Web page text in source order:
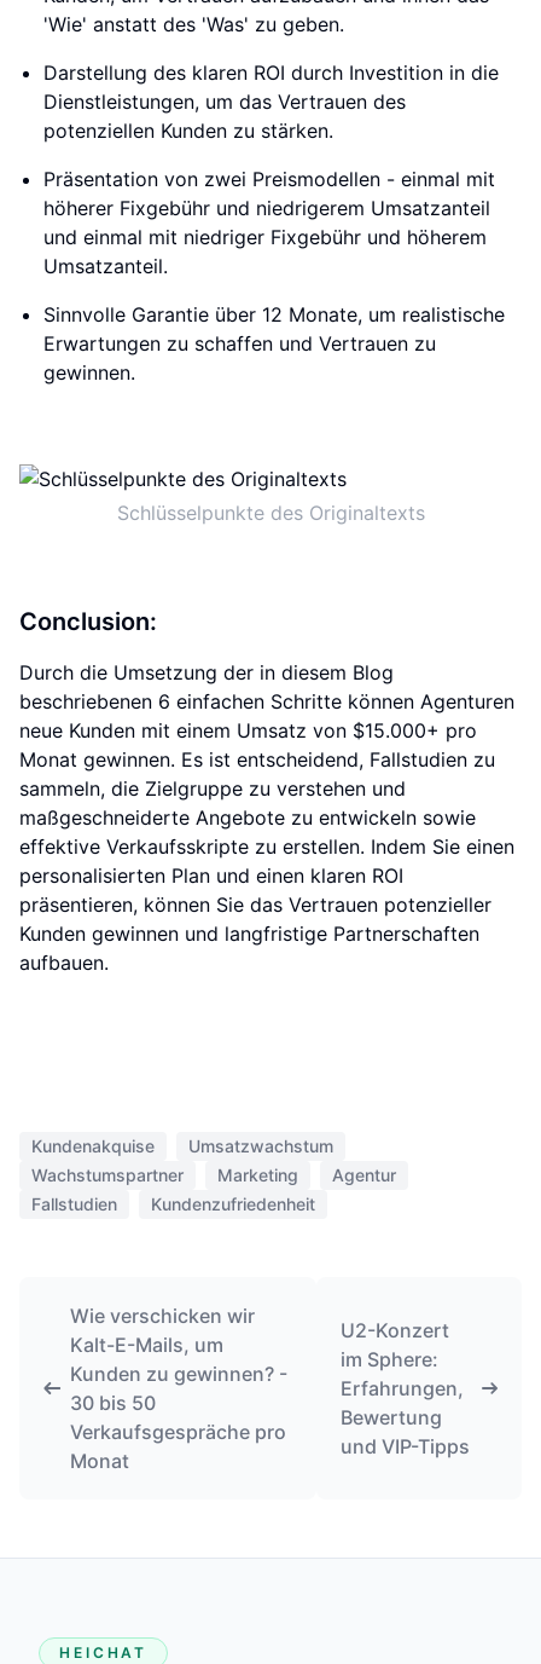
'Wie' anstatt des 'Was' zu geben.
Darstellung des klaren ROI durch Investition in die
Dienstleistungen, um das Vertrauen des
potenziellen Kunden zu stärken.
Präsentation von zwei Preismodellen - einmal mit
höherer Fixgebühr und niedrigerem Umsatzanteil
und einmal mit niedriger Fixgebühr und höherem
Umsatzanteil.
Sinnvolle Garantie über 12 Monate, um realistische
Erwartungen zu schaffen und Vertrauen zu
gewinnen.
Schlüsselpunkte des Originaltexts
Conclusion:
Durch die Umsetzung der in diesem Blog
beschriebenen 6 einfachen Schritte können Agenturen
neue Kunden mit einem Umsatz von $15.000+ pro
Monat gewinnen. Es ist entscheidend, Fallstudien zu
sammeln, die Zielgruppe zu verstehen und
maßgeschneiderte Angebote zu entwickeln sowie
effektive Verkaufsskripte zu erstellen. Indem Sie einen
personalisierten Plan und einen klaren ROI
präsentieren, können Sie das Vertrauen potenzieller
Kunden gewinnen und langfristige Partnerschaften
aufbauen.
Kundenakquise
Umsatzwachstum
Wachstumspartner
Marketing
Agentur
Fallstudien
Kundenzufriedenheit
Wie verschicken wir
Kalt-E-Mails, um
Kunden zu gewinnen? -
30 bis 50
Verkaufsgespräche pro
Monat
U2-Konzert
im Sphere:
Erfahrungen,
Bewertung
und VIP-Tipps
HEICHAT